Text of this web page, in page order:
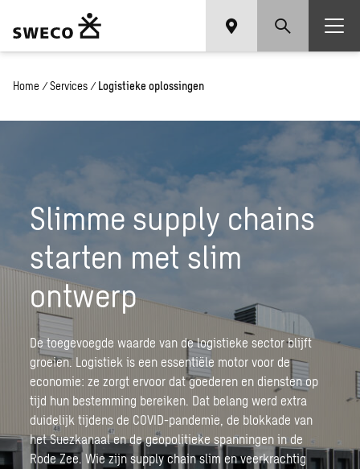
Home / Services / Logistieke oplossingen
Slimme supply chains
starten met slim
ontwerp
De toegevoegde waarde van de logistieke sector blijft
groeien. Logistiek is een essentiële motor voor de
economie: ze zorgt ervoor dat goederen en diensten op
tijd hun bestemming bereiken. Dat belang werd extra
duidelijk tijdens de COVID-pandemie, de blokkade van
het Suezkanaal en de geopolitieke spanningen in de
Rode Zee. Wie zijn supply chain slim en veerkrachtig